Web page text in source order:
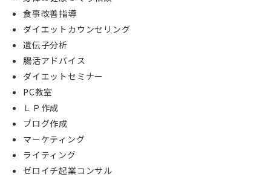
食事改善指導
ダイエットカウンセリング
遺伝子分析
腸活アドバイス
ダイエットセミナー
PC教室
ＬＰ作成
ブログ作成
マーケティング
ライティング
ゼロイチ起業コンサル